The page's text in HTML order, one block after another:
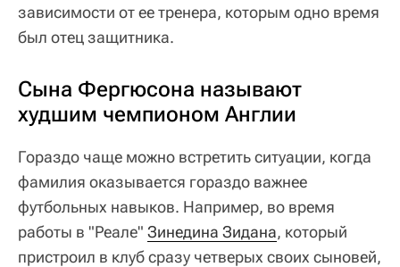
зависимости от ее тренера, которым одно время
был отец защитника.
Сына Фергюсона называют
худшим чемпионом Англии
Гораздо чаще можно встретить ситуации, когда
фамилия оказывается гораздо важнее
футбольных навыков. Например, во время
работы в "Реале" Зинедина Зидана, который
пристроил в клуб сразу четверых своих сыновей,